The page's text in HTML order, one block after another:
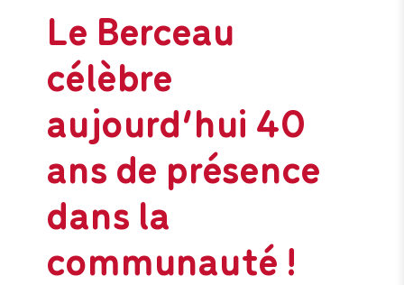
Le Berceau
célèbre
aujourd’hui 40
ans de présence
dans la
communauté !